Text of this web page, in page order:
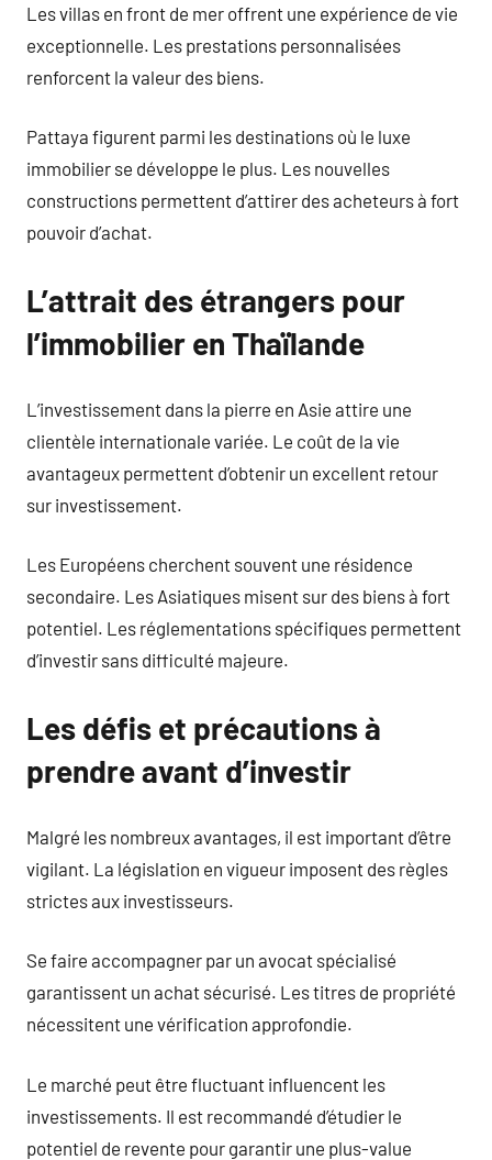
Les villas en front de mer offrent une expérience de vie
exceptionnelle. Les prestations personnalisées
renforcent la valeur des biens.
Pattaya figurent parmi les destinations où le luxe
immobilier se développe le plus. Les nouvelles
constructions permettent d’attirer des acheteurs à fort
pouvoir d’achat.
L’attrait des étrangers pour
l’immobilier en Thaïlande
L’investissement dans la pierre en Asie attire une
clientèle internationale variée. Le coût de la vie
avantageux permettent d’obtenir un excellent retour
sur investissement.
Les Européens cherchent souvent une résidence
secondaire. Les Asiatiques misent sur des biens à fort
potentiel. Les réglementations spécifiques permettent
d’investir sans difficulté majeure.
Les défis et précautions à
prendre avant d’investir
Malgré les nombreux avantages, il est important d’être
vigilant. La législation en vigueur imposent des règles
strictes aux investisseurs.
Se faire accompagner par un avocat spécialisé
garantissent un achat sécurisé. Les titres de propriété
nécessitent une vérification approfondie.
Le marché peut être fluctuant influencent les
investissements. Il est recommandé d’étudier le
potentiel de revente pour garantir une plus-value